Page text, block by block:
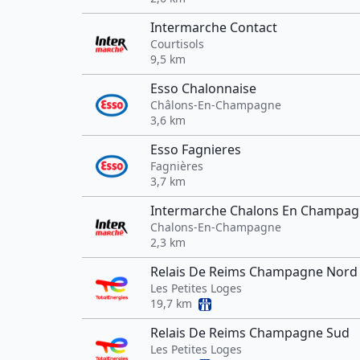
Intermarche Contact
Courtisols
9,5 km
Esso Chalonnaise
Châlons-En-Champagne
3,6 km
Esso Fagnieres
Fagnières
3,7 km
Intermarche Chalons En
Chalons-En-Champagne
2,3 km
Relais De Reims Champagne Nord
Les Petites Loges
19,7 km
Relais De Reims Champagne Sud
Les Petites Loges